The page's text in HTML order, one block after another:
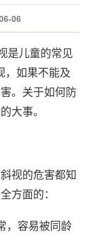
06
是儿童的常见
，如果不能及
。关于如何防
大事。
视的危害都知
方面的：
容易被同龄